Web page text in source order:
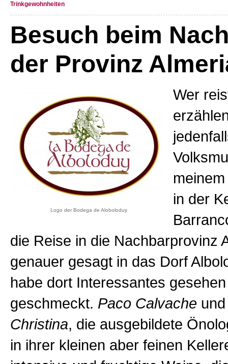
Trinkgewohnheiten
Besuch beim
der Provinz
Logo der Bodega de Aloboloduy
Wer
in der
die Reise in die Nachbarprovinz
genauer gesagt in das Dorf
habe dort Interessantes
geschmeckt. Paco Calvache
Christina, die ausgebildete
in ihrer kleinen aber feinen